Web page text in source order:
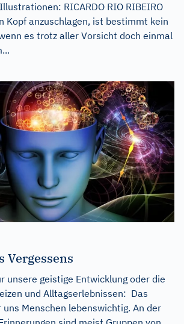
Illustrationen: RICARDO RIO RIBEIRO
Kopf anzuschlagen, ist bestimmt kein
es trotz aller Vorsicht doch einmal
Vergessens
unsere geistige Entwicklung oder die
und Alltagserlebnissen: Das
Menschen lebenswichtig. An der